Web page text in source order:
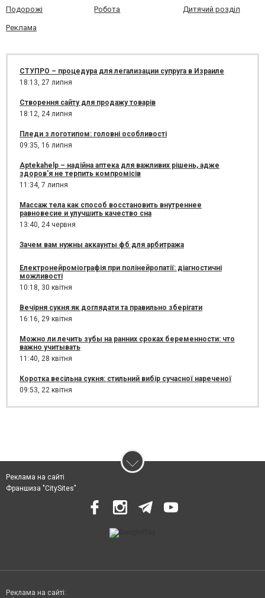
Подорожі Робота Дитячий розділ
Реклама
СТУПРО – процедура для легализации супруга в Израиле
18:13, 27 липня
Створення сайту для продажу товарів
18:12, 24 липня
Пледи з логотипом: головні особливості
09:35, 16 липня
Aptekahelp – надійна аптека для важливих рішень, адже
здоров'я не терпить компромісів
11:34, 7 липня
Массаж тела как способ восстановить внутреннее
равновесие и улучшить качество сна
13:40, 24 червня
Зачем вам нужны аккаунты фб для арбитража
Електронейроміографія при полінейропатії: діагностичні
можливості
10:18, 30 квітня
Вечірня сукня як доглядати та правильно зберігати
16:16, 29 квітня
Можно ли лечить зубы на ранних сроках беременности: что
важно учитывать
11:40, 28 квітня
Коротка весільна сукня: стильний вибір сучасної нареченої
09:53, 22 квітня
Реклама на сайті
Франшиза "CitySites"
Реклама на сайті: